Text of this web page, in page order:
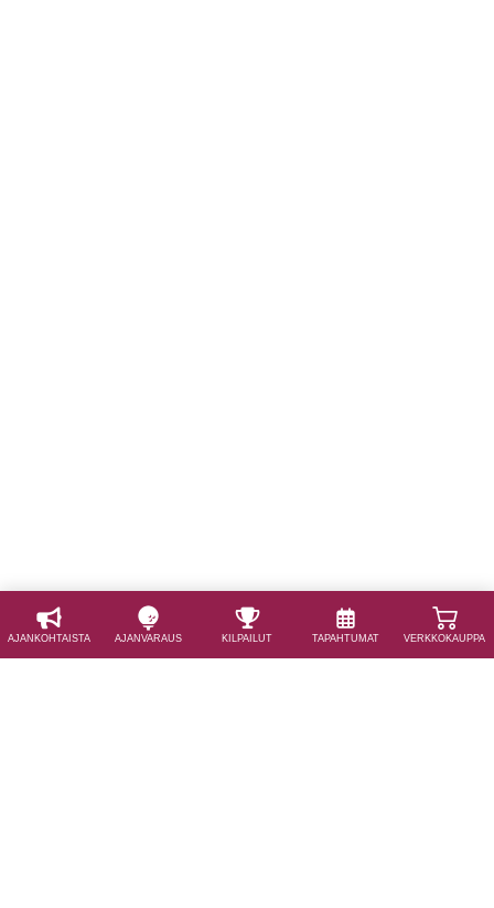
AJAN­KOHTAISTA AJAN­VARAUS KILPAILUT TAPAHTUMAT VERKKOKAUPPA